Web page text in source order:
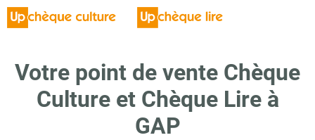
Votre point de vente Chèque
Culture et Chèque Lire à
GAP